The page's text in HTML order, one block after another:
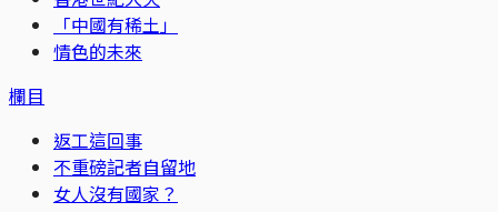
「中國有稀土」
情色的未來
欄目
返工這回事
不重磅記者自留地
女人沒有國家？